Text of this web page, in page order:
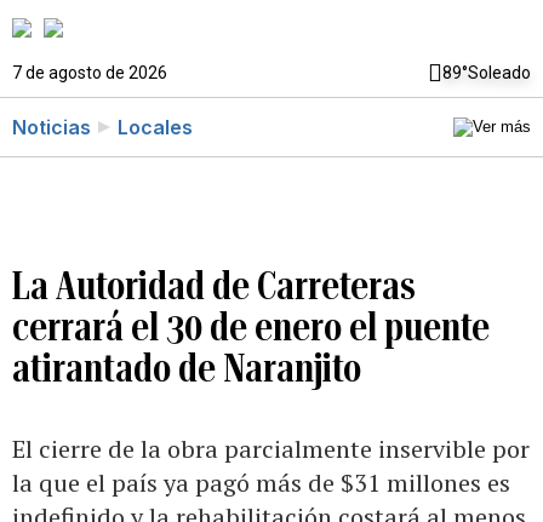
7 de agosto de 2026 89°Soleado
Noticias Locales
La Autoridad de Carreteras
cerrará el 30 de enero el puente
atirantado de Naranjito
El cierre de la obra parcialmente inservible por
la que el país ya pagó más de $31 millones es